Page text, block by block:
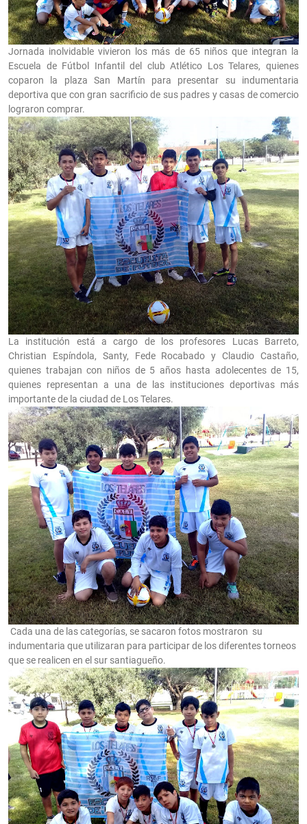
Jornada inolvidable vivieron los más de 65 niños que integran la
Escuela de Fútbol Infantil del club Atlético Los Telares, quienes
coparon la plaza San Martín para presentar su indumentaria
deportiva que con gran sacrificio de sus padres y casas de comercio
lograron comprar.
La institución está a cargo de los profesores Lucas Barreto,
Christian Espíndola, Santy, Fede Rocabado y Claudio Castaño,
quienes trabajan con niños de 5 años hasta adolecentes de 15,
quienes representan a una de las instituciones deportivas más
importante de la ciudad de Los Telares.
Cada una de las categorías, se sacaron fotos mostraron su
indumentaria que utilizaran para participar de los diferentes torneos
que se realicen en el sur santiagueño.